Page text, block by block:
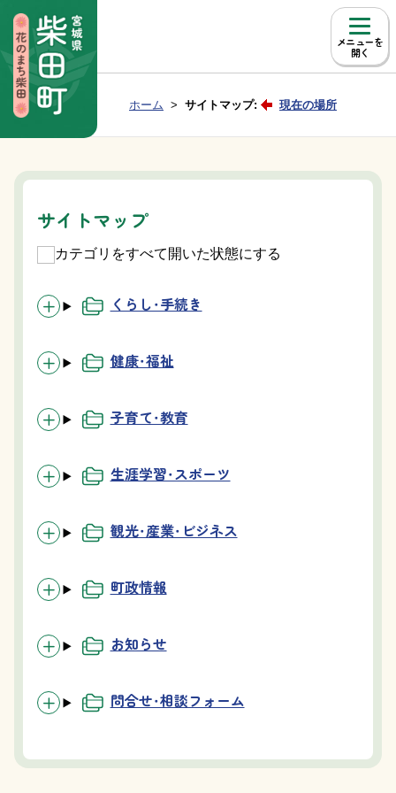
メニュー
Group NAV 現在位置：
ホーム サイトマップ: 現在の場所
サイトマップ
カテゴリをすべて開いた状態にする
くらし・手続き
健康・福祉
子育て・教育
生涯学習・スポーツ
観光・産業・ビジネス
町政情報
お知らせ
問合せ・相談フォーム